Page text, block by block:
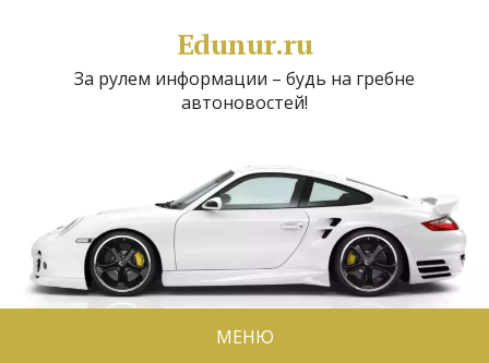
Edunur.ru
За рулем информации – будь на гребне
автоновостей!
МЕНЮ